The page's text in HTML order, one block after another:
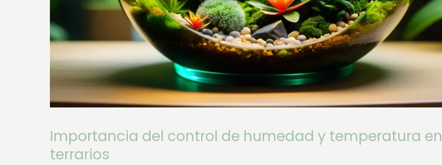
Importancia del control de humedad y temperatura en
terrarios